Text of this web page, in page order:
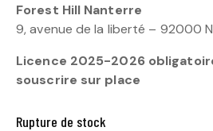
Forest Hill Nanterre
9, avenue de la liberté – 92000
Licence 2025-2026
souscrire sur place
Rupture de stock